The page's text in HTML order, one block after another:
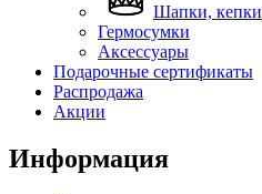
Шапки, кепки
Гермосумки
Аксессуары
Подарочные сертификаты
Распродажа
Акции
Информация